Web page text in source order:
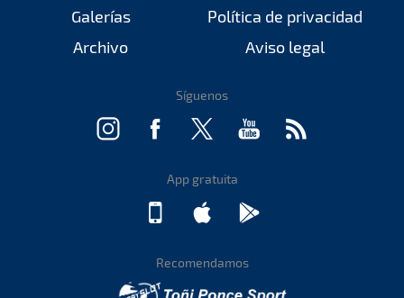
Galerías
Archivo
Política de privacidad
Aviso legal
Síguenos
App gratuita
Recomendamos